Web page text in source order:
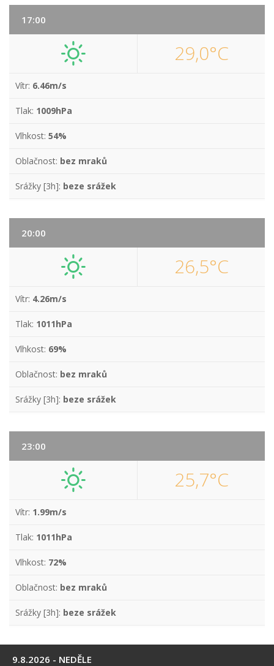
17:00
29,0°C
Vítr: 6.46m/s
Tlak: 1009hPa
Vlhkost: 54%
Oblačnost: bez mraků
Srážky [3h]: beze srážek
20:00
26,5°C
Vítr: 4.26m/s
Tlak: 1011hPa
Vlhkost: 69%
Oblačnost: bez mraků
Srážky [3h]: beze srážek
23:00
25,7°C
Vítr: 1.99m/s
Tlak: 1011hPa
Vlhkost: 72%
Oblačnost: bez mraků
Srážky [3h]: beze srážek
9.8.2026 - NEDĚLE